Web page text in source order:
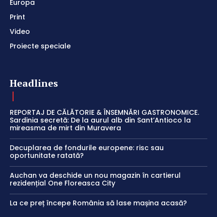
Europa
Print
Video
Proiecte speciale
Headlines
REPORTAJ DE CĂLĂTORIE & ÎNSEMNĂRI GASTRONOMICE.
Sardinia secretă: De la aurul alb din Sant’Antioco la
mireasma de mirt din Muravera
Decuplarea de fondurile europene: risc sau
oportunitate ratată?
Auchan va deschide un nou magazin în cartierul
rezidențial One Floreasca City
La ce preț începe România să lase mașina acasă?